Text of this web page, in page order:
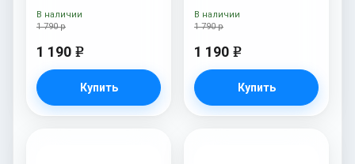
1 790 р
1 190 e
Купить
В наличии
1 790 р
1 190 e
Купить
В наличии